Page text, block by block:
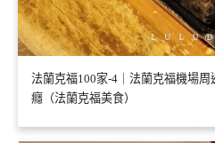
法蘭克福100家-4｜法蘭克福機場周
癮（法蘭克福美食）